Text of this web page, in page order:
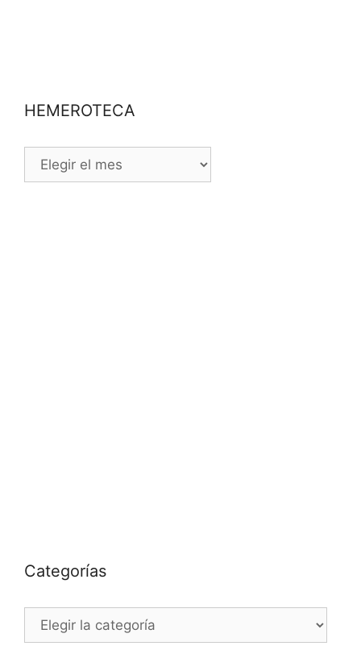
HEMEROTECA
HEMEROTECA
Categorías
Categorías